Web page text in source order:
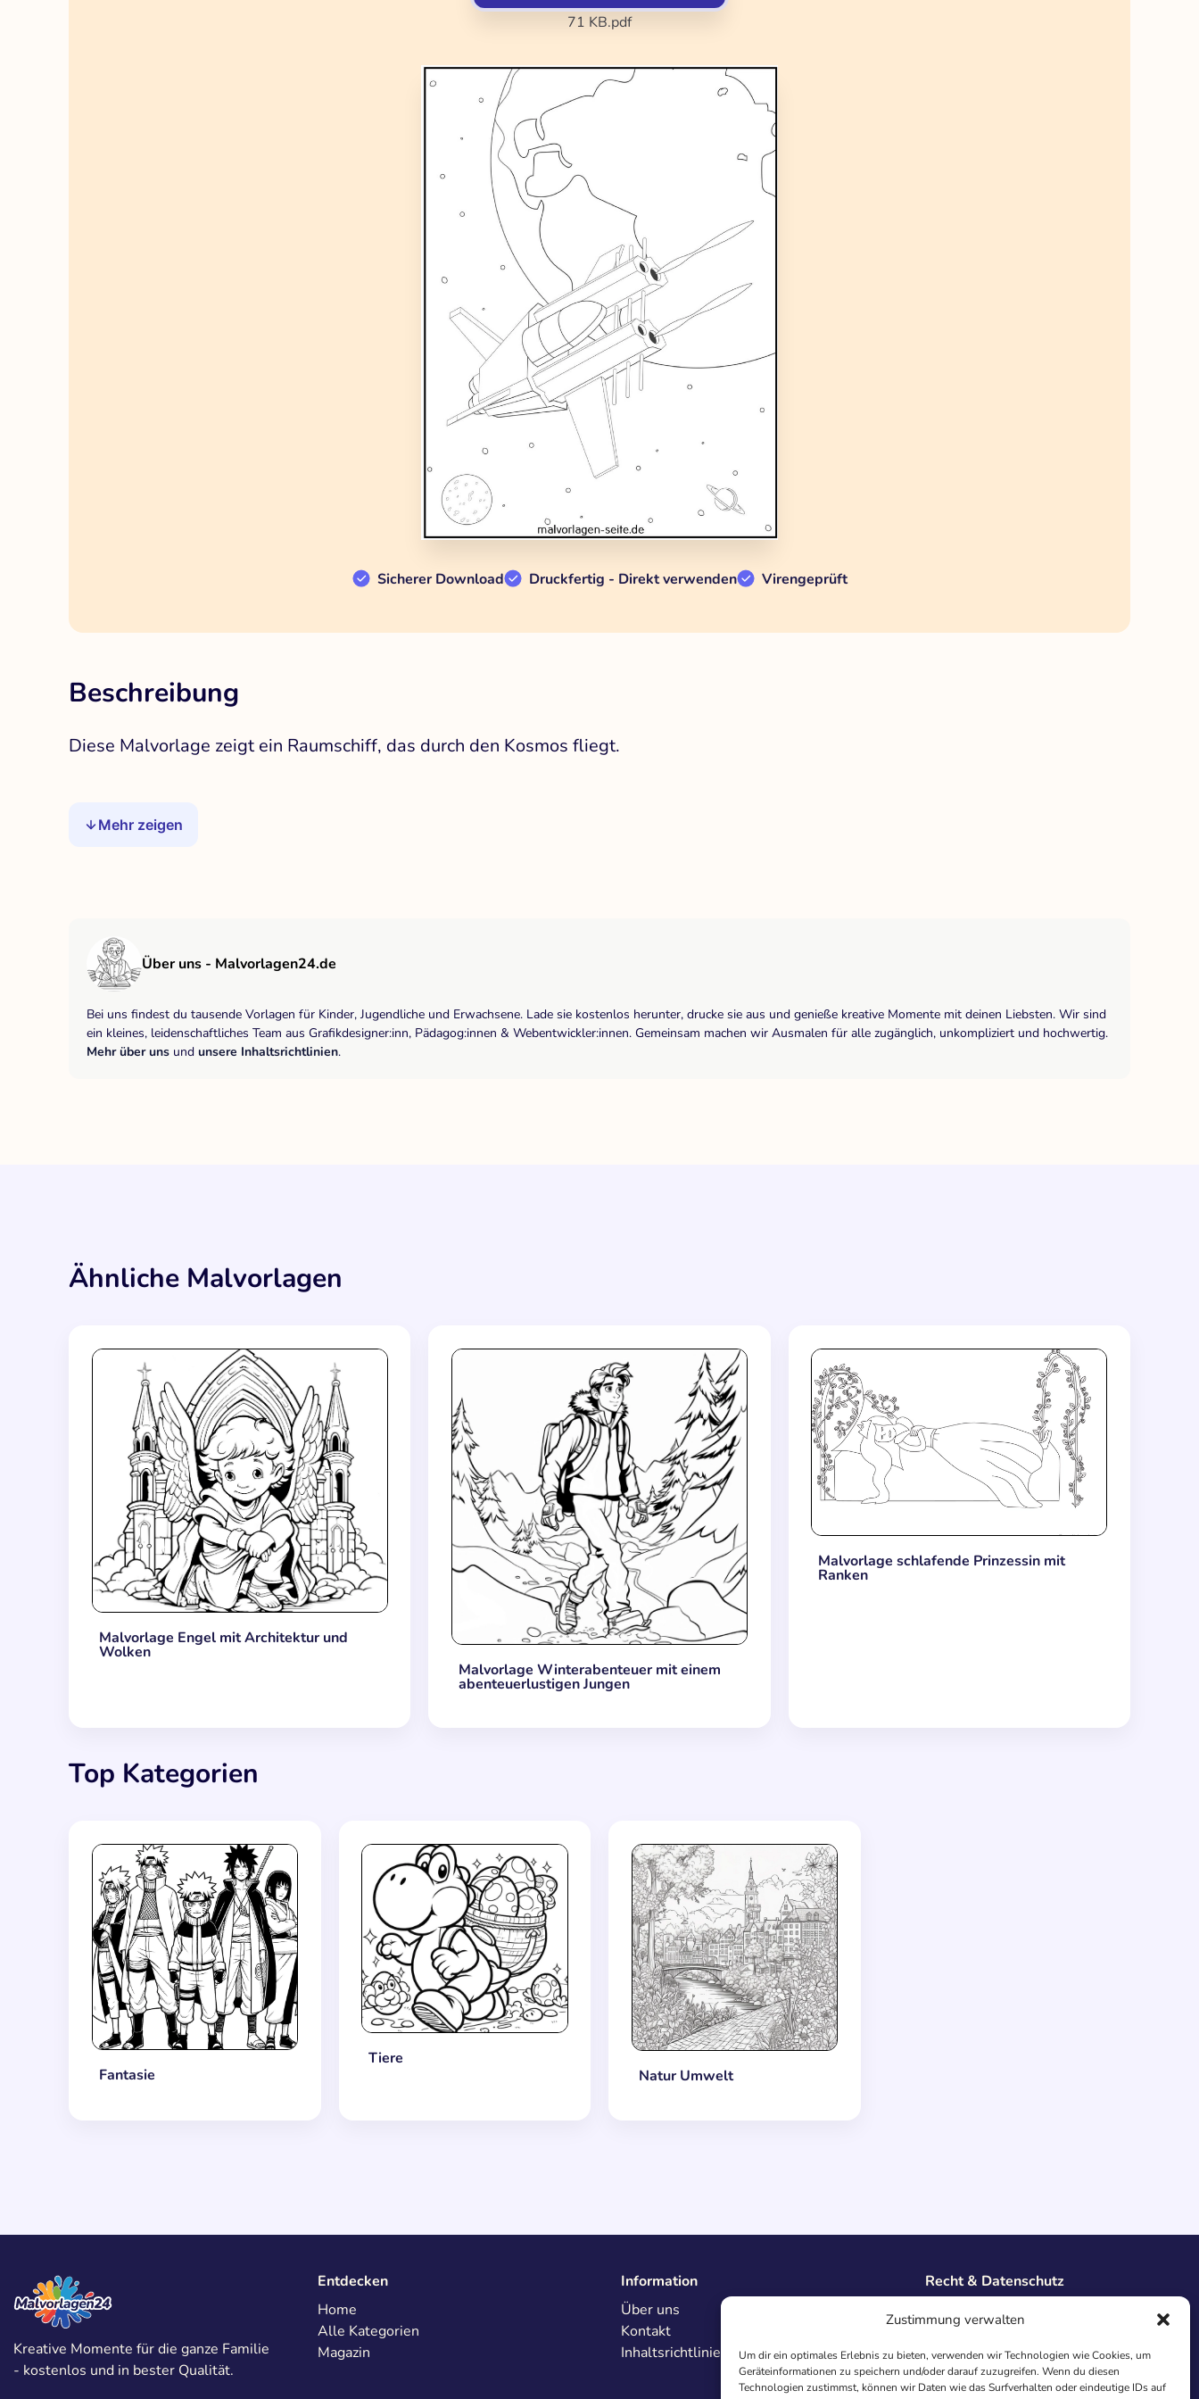
Zustimmung verwalten
Um dir ein optimales Erlebnis zu bieten, verwenden wir Technologien wie Cookies, um
Geräteinformationen zu speichern und/oder darauf zuzugreifen. Wenn du diesen
Technologien zustimmst, können wir Daten wie das Surfverhalten oder eindeutige IDs auf
71 KB.pdf
Sicherer Download Druckfertig - Direkt verwenden Virengeprüft
Beschreibung
Diese Malvorlage zeigt ein Raumschiff, das durch den Kosmos fliegt.
Mehr zeigen
Über uns - Malvorlagen24.de
Bei uns findest du tausende Vorlagen für Kinder, Jugendliche und Erwachsene. Lade sie kostenlos herunter, drucke sie aus und genieße kreative Momente mit deinen Liebsten. Wir sind
ein kleines, leidenschaftliches Team aus Grafikdesigner:inn, Pädagog:innen & Webentwickler:innen. Gemeinsam machen wir Ausmalen für alle zugänglich, unkompliziert und hochwertig.
Mehr über uns und unsere Inhaltsrichtlinien.
Ähnliche Malvorlagen
Malvorlage Engel mit Architektur und
Wolken
Malvorlage Winterabenteuer mit einem
abenteuerlustigen Jungen
Malvorlage schlafende Prinzessin mit
Ranken
Top Kategorien
Fantasie
Tiere
Natur Umwelt
Kreative Momente für die ganze Familie
- kostenlos und in bester Qualität.
Entdecken
Home
Alle Kategorien
Magazin
Information
Über uns
Kontakt
Inhaltsrichtlinien
Recht & Datenschutz
Datenschutz
AGB
Cookies